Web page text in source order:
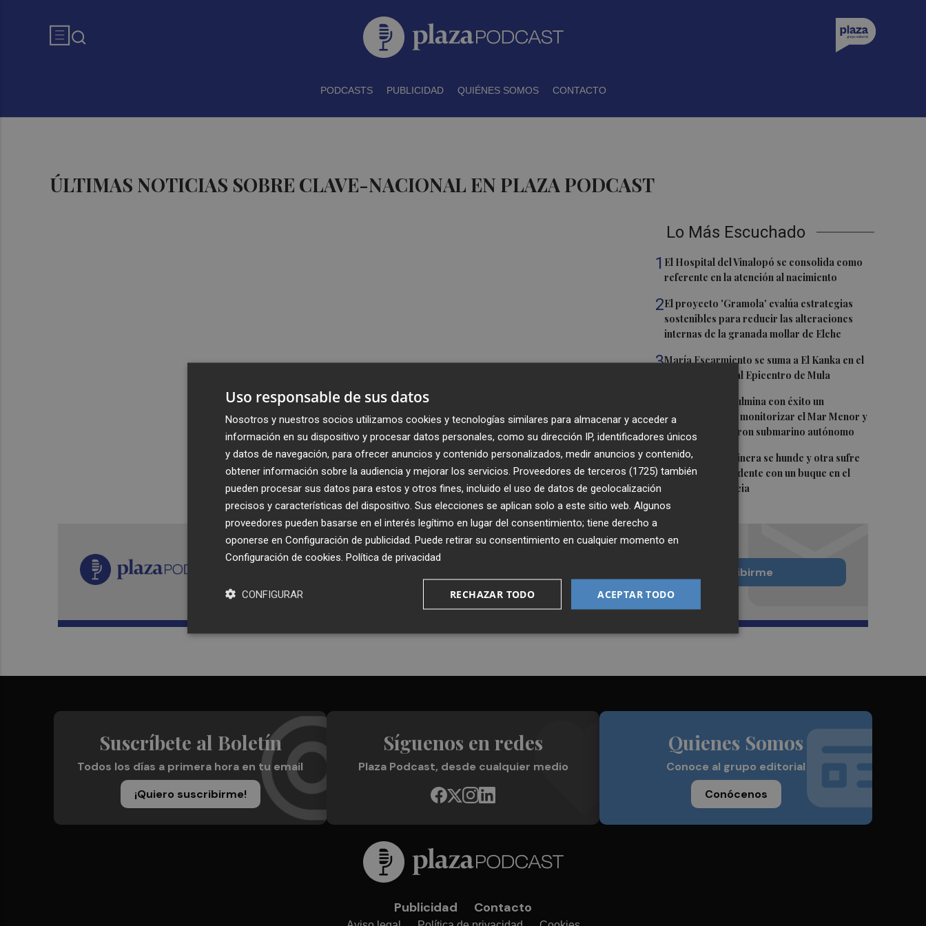
PODCASTS PUBLICIDAD QUIÉNES SOMOS CONTACTO
ÚLTIMAS NOTICIAS SOBRE CLAVE-NACIONAL EN PLAZA PODCAST
Lo Más Escuchado
1 El Hospital del Vinalopó se consolida como
referente en la atención al nacimiento
2El proyecto 'Gramola' evalúa estrategias
sostenibles para reducir las alteraciones
internas de la granada mollar de Elche
3María Escarmiento se suma a El Kanka en el
cartel del festival Epicentro de Mula
UPCT Makers culmina con éxito un
catamarán para monitorizar el Mar Menor y
ya prepara un dron submarino autónomo
5Una batea clochinera se hunde y otra sufre
daños en un incidente con un buque en el
puerto de Valencia
Recibe toda la actualidad de
Plaza Podcast en tu correo
Quiero suscribirme
Suscríbete al Boletín
Todos los días a primera hora en tu email
¡Quiero suscribirme!
Síguenos en redes
Plaza Podcast, desde cualquier medio
Quienes Somos
Conoce al grupo editorial
Conócenos
Publicidad Contacto
Uso responsable de sus datos
Nosotros y nuestros socios utilizamos cookies y tecnologías similares para almacenar y acceder a
información en su dispositivo y procesar datos personales, como su dirección IP, identificadores únicos
y datos de navegación, para ofrecer anuncios y contenido personalizados, medir anuncios y contenido,
obtener información sobre la audiencia y mejorar los servicios. Proveedores de terceros (1725) también
pueden procesar sus datos para estos y otros fines, incluido el uso de datos de geolocalización
precisos y características del dispositivo. Sus elecciones se aplican solo a este sitio web. Algunos
proveedores pueden basarse en el interés legítimo en lugar del consentimiento; tiene derecho a
oponerse en Configuración de publicidad . Puede retirar su consentimiento en cualquier momento en
Configuración de cookies Política de privacidad
ACEPTAR TODO
RECHAZAR TODO
CONFIGURAR